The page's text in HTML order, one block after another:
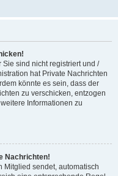
sind nicht registriert und /
hat Private Nachrichten
könnte es sein, dass der
zu verschicken, entzogen
Informationen zu
Nachrichten!
Mitglied sendet, automatisch